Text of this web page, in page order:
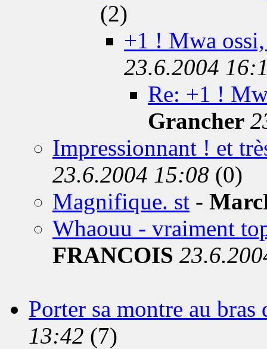
(2)
+1 ! Mwa
23.6.2004
Re: +1 !
Grancher
Impressionnant ! et
23.6.2004 15:08 (0)
Magnifique. st -
Whaouu - vraiment
FRANCOIS
Porter sa montre au bras
13:42 (7)